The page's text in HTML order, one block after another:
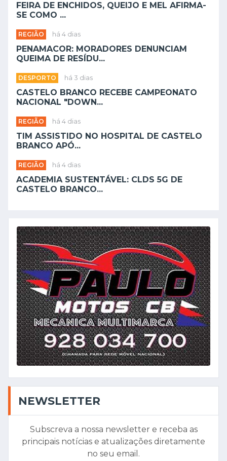
FEIRA DE ENCHIDOS, QUEIJO E MEL AFIRMA-
SE COMO ...
REGIÃO há 4 dias
PENAMACOR: MORADORES DENUNCIAM
QUEIMA DE RESÍDU...
DESPORTO há 3 dias
CASTELO BRANCO RECEBE CAMPEONATO
NACIONAL "DOWN...
REGIÃO há 4 dias
TIM ASSISTIDO NO HOSPITAL DE CASTELO
BRANCO APÓ...
REGIÃO há 4 dias
ACADEMIA SUSTENTÁVEL: CLDS 5G DE
CASTELO BRANCO...
NEWSLETTER
Subscreva a nossa newsletter e receba as
principais notícias e atualizações diretamente
no seu email.